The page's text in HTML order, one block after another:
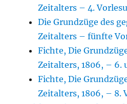
Zeitalters – 4.
Die Grundzüge des
Zeitalters – fünfte
Fichte, Die
Zeitalters, 1806, – 6.
Fichte, Die
Zeitalters, 1806, – 8.